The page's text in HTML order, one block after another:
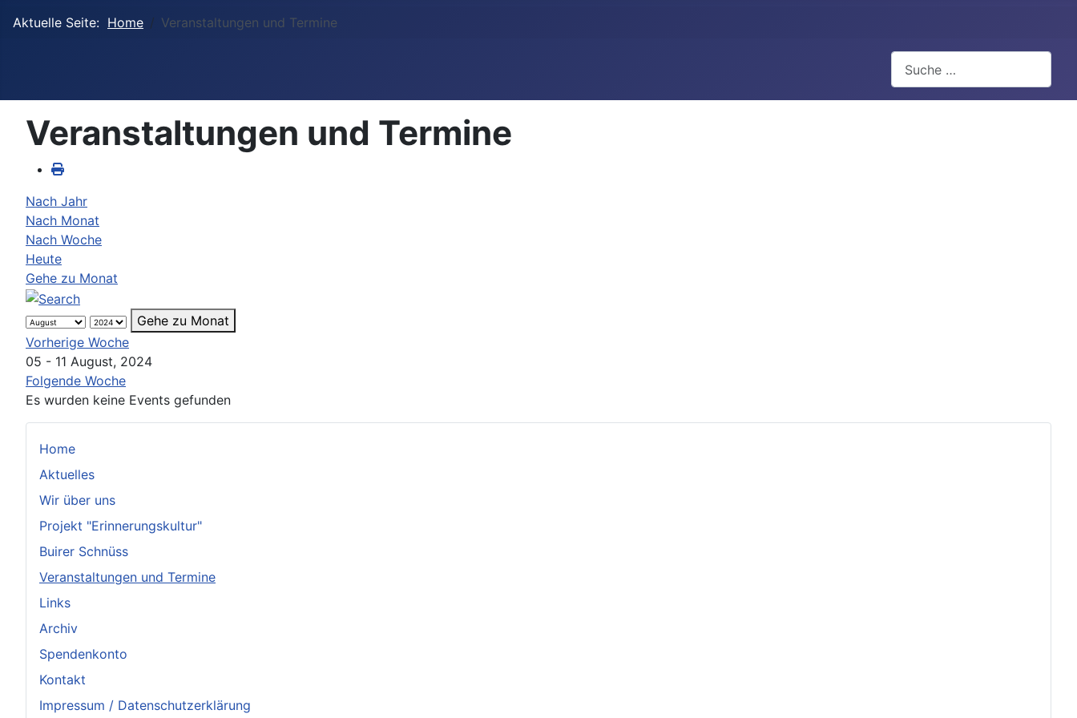
Aktuelle Seite: Home Veranstaltungen und Termine
Home
Aktuelles
Wir über uns
Projekt "Erinnerungskultur"
Buirer Schnüss
Veranstaltungen und Termine
Links
Archiv
Spendenkonto
Kontakt
Impressum / Datenschutzerklärung
Veranstaltungen und Termine
Nach Jahr
Nach Monat
Nach Woche
Heute
Gehe zu Monat
Gehe zu Monat
Vorherige Woche
05 - 11 August, 2024
Folgende Woche
Es wurden keine Events gefunden